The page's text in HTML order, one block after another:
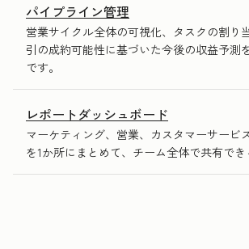
パイプライン管理
営業サイクル全体の可視化、タスクの割り
引の成約可能性に基づいた今後の収益予測
です。
レポートダッシュボード
マーケティング、営業、カスタマーサービ
を1か所にまとめて、チーム全体で共有でき